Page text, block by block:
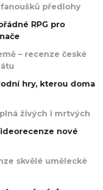
předlohy
RPG pro
– recenze české
hry, kterou doma
živých i mrtvých
nové
skvělé umělecké